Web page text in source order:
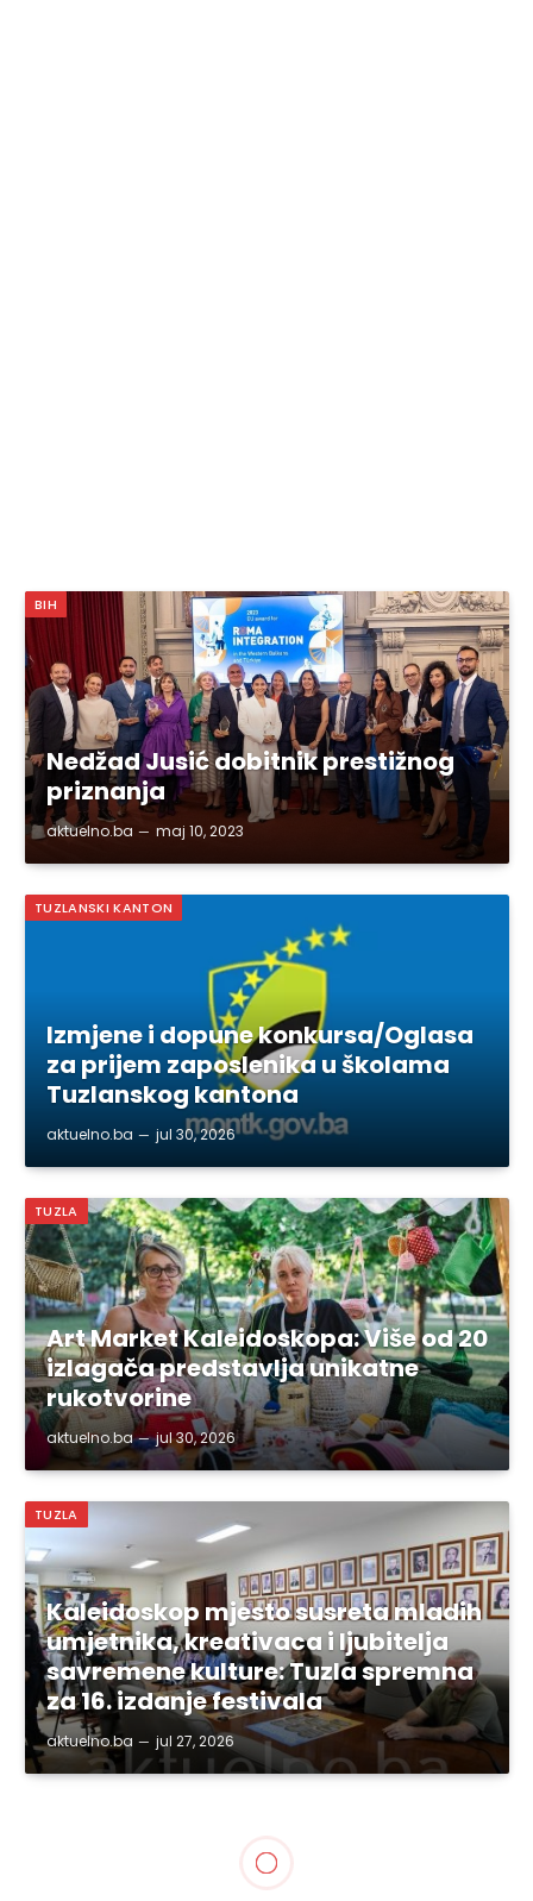
BIH
Nedžad Jusić dobitnik prestižnog
priznanja
aktuelno.ba maj 10, 2023
TUZLANSKI KANTON
Izmjene i dopune konkursa/Oglasa
za prijem zaposlenika u školama
Tuzlanskog kantona
aktuelno.ba jul 30, 2026
TUZLA
Art Market Kaleidoskopa: Više od 20
izlagača predstavlja unikatne
rukotvorine
aktuelno.ba jul 30, 2026
TUZLA
Kaleidoskop mjesto susreta mladih
umjetnika, kreativaca i ljubitelja
savremene kulture: Tuzla spremna
za 16. izdanje festivala
aktuelno.ba jul 27, 2026